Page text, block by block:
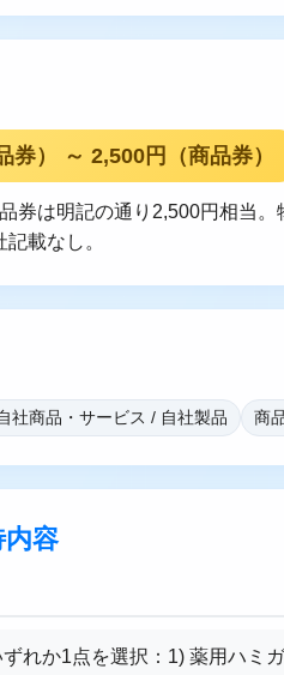
券） ～ 2,500円（商品券）
券は明記の通り2,500円相当
載なし。
社商品・サービス / 自社製品 商
容
れか1点を選択：1) 薬用ハミ